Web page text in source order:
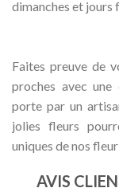
dimanches et jours
Faites preuve de
proches avec
porte par un
jolies fleurs
uniques de nos
AVIS